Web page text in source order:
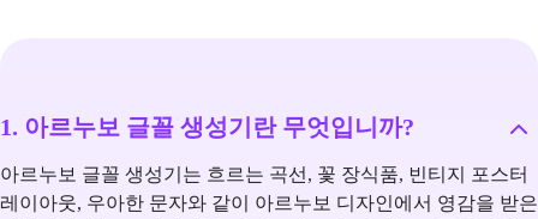
1. 아르누보 글꼴 생성기란 무엇입니까?
아르누보 글꼴 생성기는 흐르는 곡선, 꽃 장식품, 빈티지 포스터
레이아웃, 우아한 문자와 같이 아르누보 디자인에서 영감을 받은